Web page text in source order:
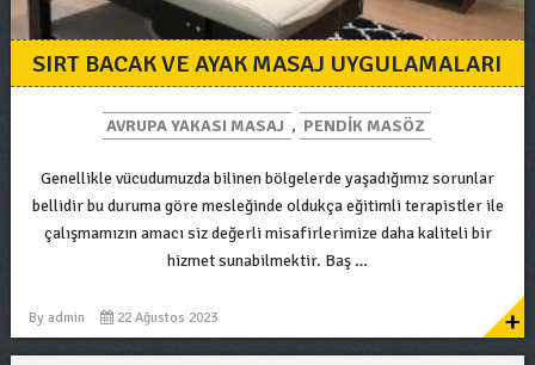
SIRT BACAK VE AYAK MASAJ UYGULAMALARI
AVRUPA YAKASI MASAJ , PENDIK MASÖZ
Genellikle vücudumuzda bilinen bölgelerde yaşadığımız sorunlar
bellidir bu duruma göre mesleğinde oldukça eğitimli terapistler ile
çalışmamızın amacı siz değerli misafirlerimize daha kaliteli bir
hizmet sunabilmektir. Baş …
By admin 22 Ağustos 2023 +